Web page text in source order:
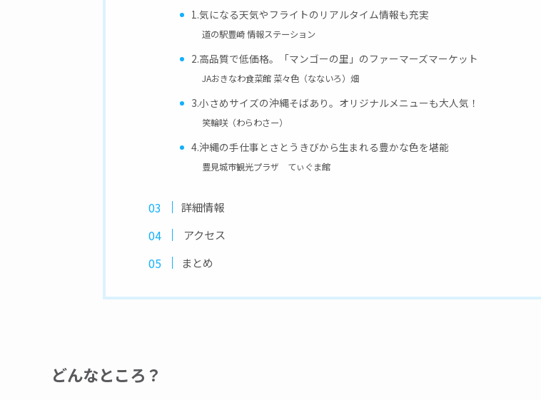
1.気になる天気やフライトのリアルタイム情報も充実
道の駅豊崎 情報ステーション
2.高品質で低価格。「マンゴーの里」のファーマーズマーケット
JAおきなわ食菜館 菜々色（なないろ）畑
3.小さめサイズの沖縄そばあり。オリジナルメニューも大人気！
笑輪咲（わらわさー）
4.沖縄の手仕事とさとうきびから生まれる豊かな色を堪能
豊見城市観光プラザ てぃぐま館
詳細情報
アクセス
まとめ
どんなところ？